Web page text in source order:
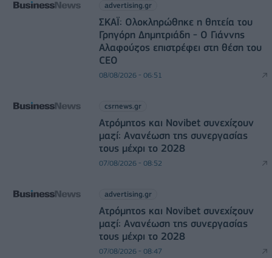
advertising.gr
ΣΚΑΪ: Ολοκληρώθηκε η θητεία του
Γρηγόρη Δημητριάδη - Ο Γιάννης
Αλαφούζος επιστρέφει στη θέση του
CEO
08/08/2026 - 06:51
csrnews.gr
Ατρόμητος και Novibet συνεχίζουν
μαζί: Ανανέωση της συνεργασίας
τους μέχρι το 2028
07/08/2026 - 08:52
advertising.gr
Ατρόμητος και Novibet συνεχίζουν
μαζί: Ανανέωση της συνεργασίας
τους μέχρι το 2028
07/08/2026 - 08:47